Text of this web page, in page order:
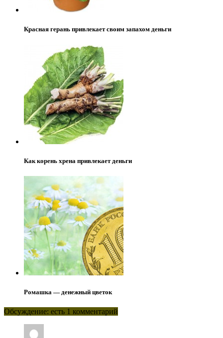
Красная герань привлекает своим запахом деньги
Как корень хрена привлекает деньги
Ромашка — денежный цветок
Обсуждение: есть 1 комментарий